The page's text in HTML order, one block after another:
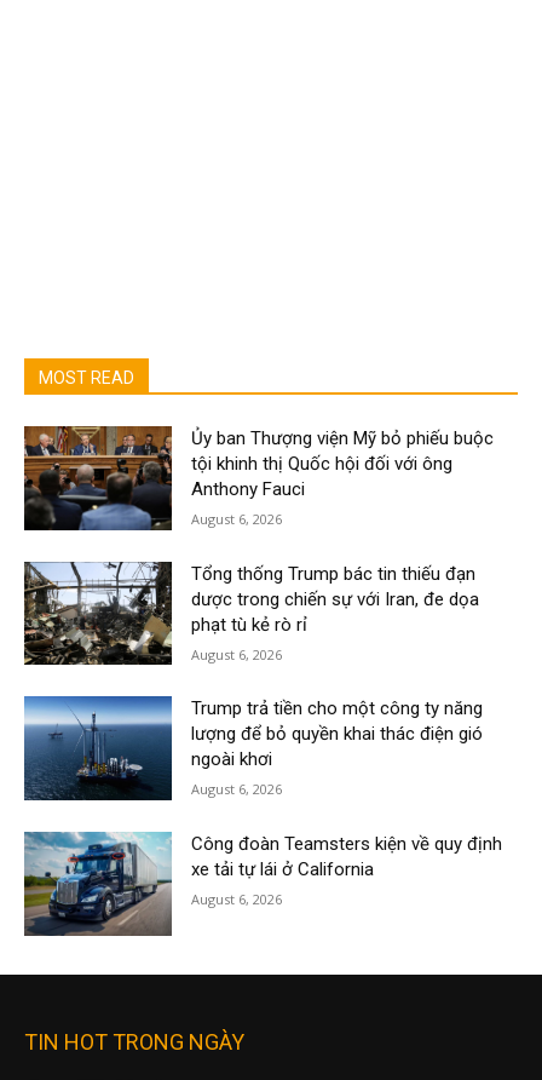
MOST READ
Ủy ban Thượng viện Mỹ bỏ phiếu buộc
tội khinh thị Quốc hội đối với ông
Anthony Fauci
August 6, 2026
Tổng thống Trump bác tin thiếu đạn
dược trong chiến sự với Iran, đe dọa
phạt tù kẻ rò rỉ
August 6, 2026
Trump trả tiền cho một công ty năng
lượng để bỏ quyền khai thác điện gió
ngoài khơi
August 6, 2026
Công đoàn Teamsters kiện về quy định
xe tải tự lái ở California
August 6, 2026
TIN HOT TRONG NGÀY